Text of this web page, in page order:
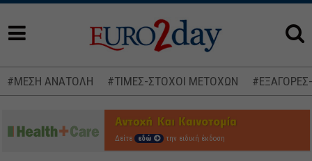
#ΜΕΣΗ ΑΝΑΤΟΛΗ #ΤΙΜΕΣ-ΣΤΟΧΟΙ ΜΕΤΟΧΩΝ
Δείτε εδώ την ειδική έκδοση